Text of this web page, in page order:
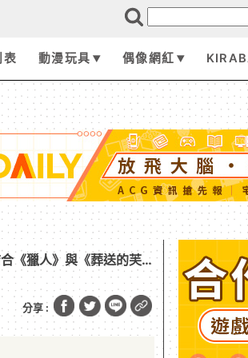
表 動漫玩具 偶像網紅
《獵人》與《葬送的芙
」快閃店於三創生活園區
分享 :